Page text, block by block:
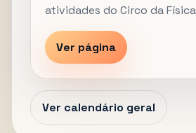
atividades do Circo da
Ver página
Ver calendário geral